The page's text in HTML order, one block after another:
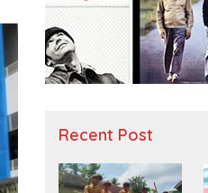
Recent Post